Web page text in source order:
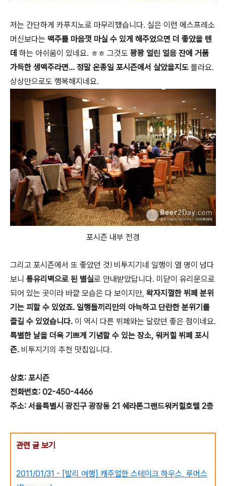
저는 간단하게 카푸치노로 마무리했습니다. 실은 이런 에스프레소
머신보다는 맥주를 마음껏 마실 수 있게 해주었으면 더 좋았을 텐
데 하는 아쉬움이 있네요. ㅎㅎ 그것도 꽝꽝 얼린 얼음 잔에 거품
가득한 생맥주라면... 정말 온종일 포시즌에서 살았을지도 몰라요.
상상만으로도 행복해지네요.
포시즌 내부 전경
그리고 포시즌에서 또 좋았던 것! 비투지기네 일행이 열 명이 넘다
보니 통유리벽으로 된 별실로 안내받았답니다. 미닫이 유리문으로
되어 있는 곳이라 바깥 모습은 다 보이지만, 왁자지껄한 뷔페 분위
기는 피할 수 있었죠. 일행들끼리만의 아늑하고 단란한 분위기를
즐길 수 있었습니다. 이 역시 다른 뷔페와는 달랐던 좋은 점이네요.
특별한 날을 더욱 기쁘게 기념할 수 있는 장소, 워커힐 뷔페 포시
즌. 비투지기의 추천 맛집입니다.
상호: 포시즌
전화번호: 02-450-4466
주소: 서울특별시 광진구 광장동 21 쉐라톤그랜드워커힐호텔 2층
관련 글 보기
2011/01/31 - [발리 여행] 캐주얼한 스테이크 하우스, 루머스